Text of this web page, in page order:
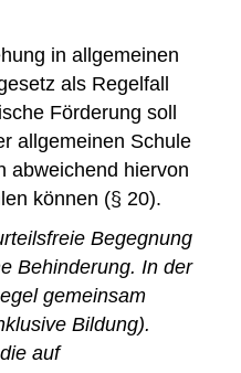
in allgemeinen
als Regelfall
Förderung soll
allgemeinen Schule
abweichend hiervon
können (§ 20).
Begegnung
Behinderung. In der
gemeinsam
Bildung).
auf